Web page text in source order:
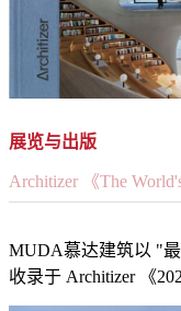
展览与出版
Architizer 《The
MUDA慕达建筑以 "最
收录于 Architizer 《